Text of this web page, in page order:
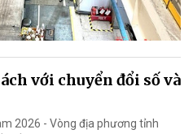
với chuyển đổi số và
2026 - Vòng địa phương tỉnh